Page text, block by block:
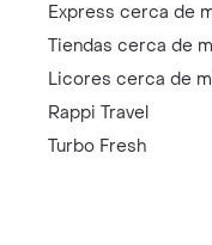
Express cerca de
Tiendas cerca de
Licores cerca de
Rappi Travel
Turbo Fresh